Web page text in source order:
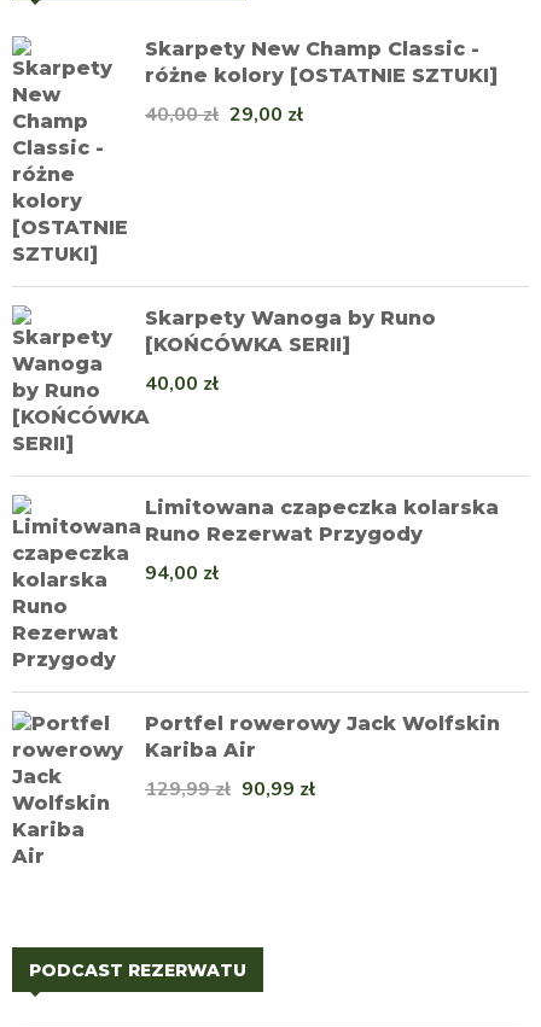
Skarpety New Champ Classic -
różne kolory [OSTATNIE SZTUKI]
40,00zł 29,00 zł
Skarpety Wanoga by Runo
[KOŃCÓWKA SERII]
40,00 zł
Limitowana czapeczka kolarska
Runo Rezerwat Przygody
94,00 zł
Portfel rowerowy Jack Wolfskin
Kariba Air
129,99zł 90,99 zł
PODCAST REZERWATU